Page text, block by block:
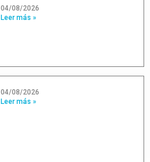
04/08/2026
Leer más »
04/08/2026
Leer más »